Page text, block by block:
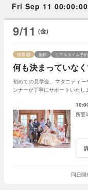
Fri Sep 11 00:00:00
9/11 (金)
何も決まっていな
残席 無料 リアルタイム予約
初めての見学会、マタニティ
ンナーが丁寧にサポートいた
同日